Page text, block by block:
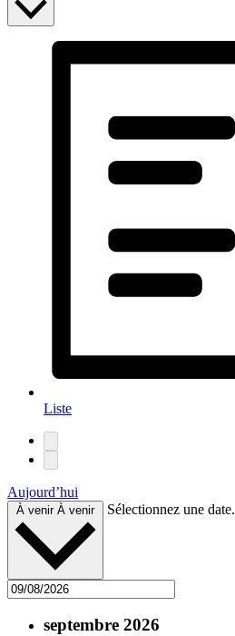
Liste
Aujourd’hui
À venir À venir Sélectionnez une date.
septembre 2026